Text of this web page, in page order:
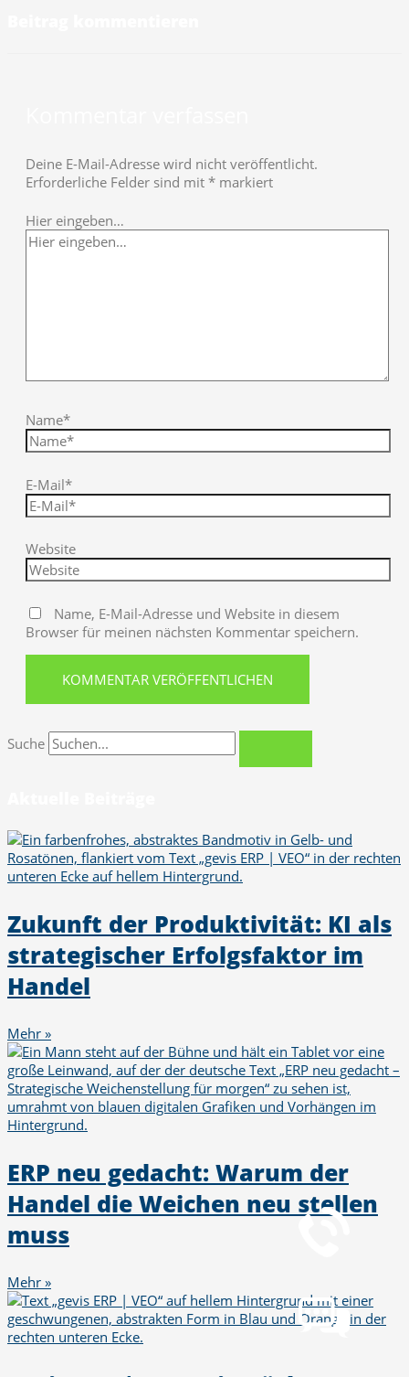
Telefon
+49 251 7000-02
Deine E-Mail-Adresse wird nicht veröffentlicht.
Erforderliche Felder sind mit * markiert
Hier eingeben…
Name*
E-Mail*
Website
Name, E-Mail-Adresse und Website in diesem
Browser für meinen nächsten Kommentar speichern.
Suche
Zukunft der Produktivität: KI als
strategischer Erfolgsfaktor im
Handel
Mehr »
ERP neu gedacht: Warum der
Handel die Weichen neu stellen
muss
Mehr »